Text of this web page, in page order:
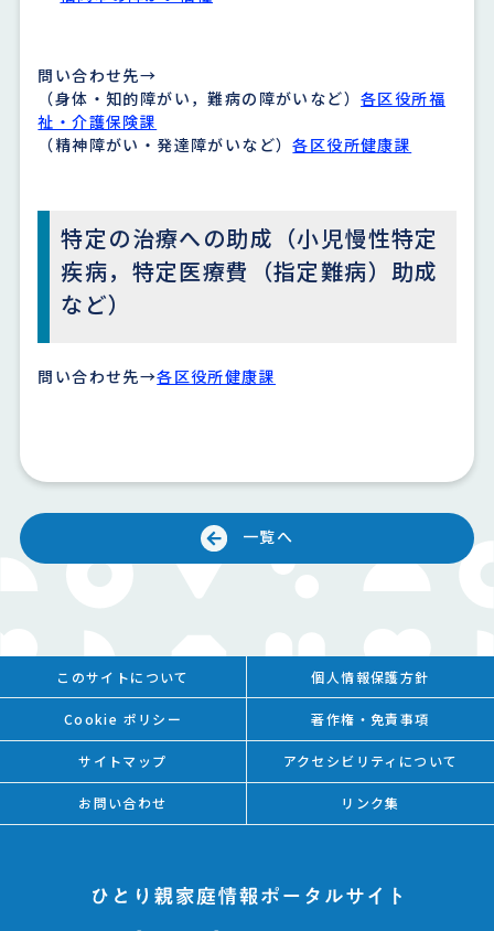
問い合わせ先→
（身体・知的障がい，難病の障がいなど）各区役所福
祉・介護保険課
（精神障がい・発達障がいなど）各区役所健康課
特定の治療への助成（小児慢性特定
疾病，特定医療費（指定難病）助成
など）
問い合わせ先→各区役所健康課
一覧へ
このサイトについて 個人情報保護方針
Cookie ポリシー 著作権・免責事項
サイトマップ アクセシビリティについて
お問い合わせ リンク集